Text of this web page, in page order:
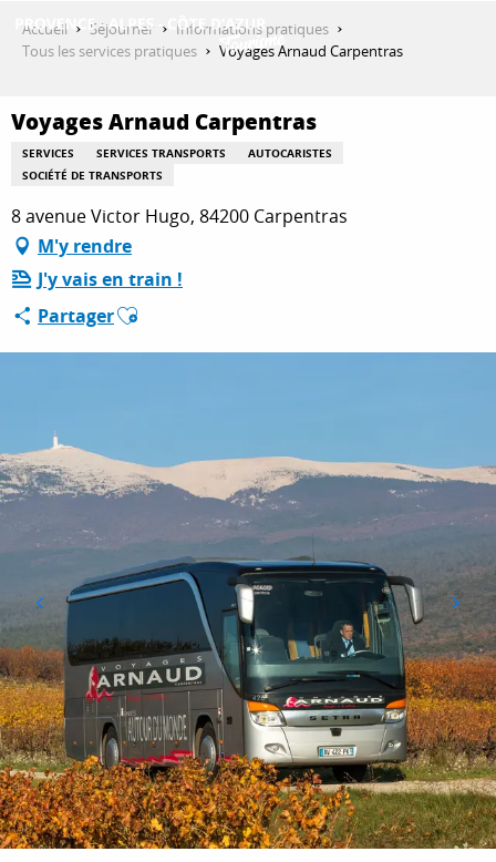
QUE FAIRE ?
SÉJOURNER
ESPACE PRO
Accueil Séjourner
Informations pratiques
Tous les services pratiques
Voyages Arnaud Carpentras
Voyages Arnaud Carpentras
SERVICES SERVICES TRANSPORTS
AUTOCARISTES
SOCIÉTÉ DE TRANSPORTS
8 avenue Victor Hugo, 84200 Carpentras
M'y rendre
J'y vais en train !
PartagerAjouter aux favoris